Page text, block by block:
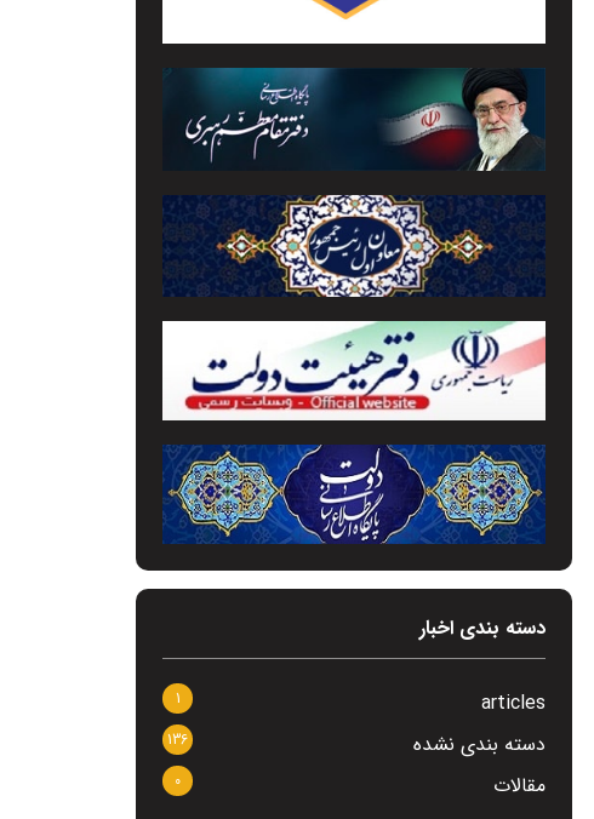
دسته بندی اخبار
articles
1
دسته بندی نشده 136
مقالات 0